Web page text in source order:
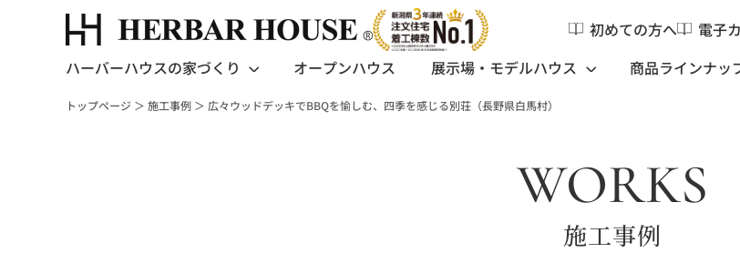
初めての方へ 電子
ハーバーハウスの家づくり
オープンハウス 展示場・モデルハウス 商品ラインナッ
トップページ ＞ 施工事例 ＞ 広々ウッドデッキでBBQを愉しむ、四季を感じる別荘（長野県白馬村）
WORKS
施工事例